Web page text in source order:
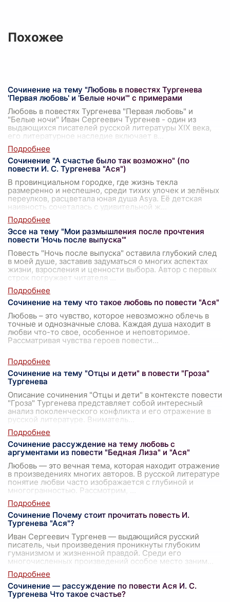
Похожее
Сочинение на тему "Любовь в повестях Тургенева
'Первая любовь' и 'Белые ночи'" с примерами
Любовь в повестях Тургенева "Первая любовь" и
"Белые ночи" Иван Сергеевич Тургенев - один из
выдающихся писателей русской литературы XIX века,
его литературное наследие включает в
Сочинение "А счастье было так возможно" (по
повести И. С. Тургенева "Ася")
В провинциальном городке, где жизнь текла
размеренно и неспешно, среди тихих улочек и зелёных
переулков, расцветала юная душа Asya. Её детская
наивность сочеталась с удивительной ж
Эссе на тему "Мои размышления после прочтения
повести 'Ночь после выпуска'"
Повесть "Ночь после выпуска" оставила глубокий след
в моей душе, заставив задуматься о многих аспектах
жизни, взросления и ценности выбора. Автор с первых
строк погружает читателя
Сочинение на тему что такое любовь по повести "Ася"
Любовь – это чувство, которое невозможно облечь в
точные и однозначные слова. Каждая душа находит в
любви что-то свое, особенное и неповторимое.
Рассматривая чувства героев повести...
Сочинение на тему "Отцы и дети" в повести "Гроза"
Тургенева
Описание сочинения "Отцы и дети" в контексте повести
"Гроза" Тургенева представляет собой интересный
анализ поколенческого конфликта и его отражение в
русской литературе. Вниматель
Сочинение рассуждение на тему любовь с
аргументами из повести "Бедная Лиза" и "Ася"
Любовь — это вечная тема, которая находит отражение
в произведениях многих авторов. В русской литературе
понятие любви часто изображается с глубиной и
многогранностью. Рассмотрим,
Сочинение Почему стоит прочитать повесть И.
Тургенева "Ася"?
Иван Сергеевич Тургенев — выдающийся русский
писатель, чьи произведения проникнуты глубоким
гуманизмом и жизненной правдой. Среди его
многочисленных произведений особое место заним
Сочинение — рассуждение по повести Ася И. С.
Тургенева Что такое счастье?